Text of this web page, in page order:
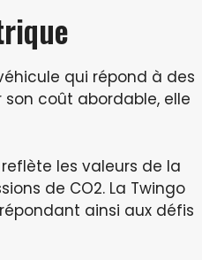
qui répond à des
coût abordable, elle
les valeurs de la
de CO2. La Twingo
ainsi aux défis